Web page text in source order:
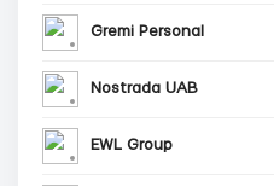
Gremi Personal
Nostrada UAB
EWL Group